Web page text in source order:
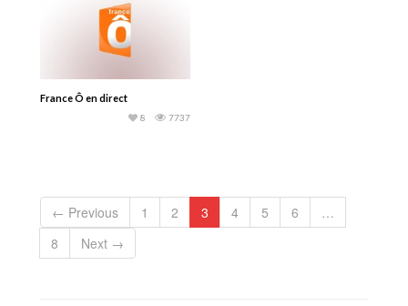
France Ô en direct
7737
8
← Previous 1 2 3 4 5 6
…
8
Next →